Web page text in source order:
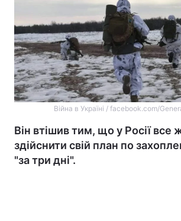
Війна в Україні / facebook.com/
Він втішив тим, що у Росії все
здійснити свій план по
"за три дні".